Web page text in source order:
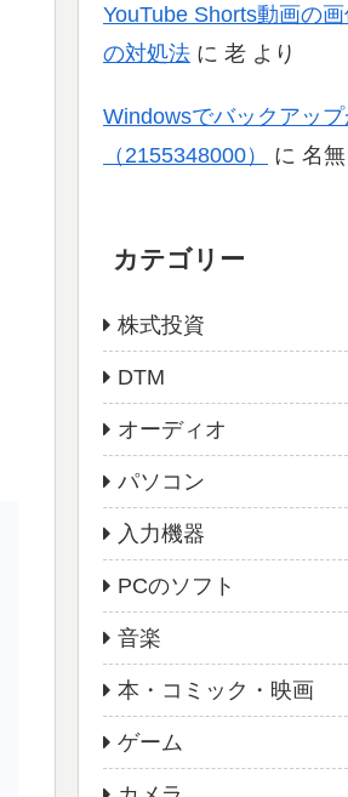
YouTube Shorts動画の
の対処法 に 老 より
Windowsでバックアッ
（2155348000）
に 名
カテゴリー
株式投資
DTM
オーディオ
パソコン
入力機器
PCのソフト
音楽
本・コミック・映画
ゲーム